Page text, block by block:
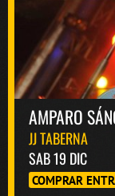
AMPARO
JJ TABERNA
SAB 19 DIC
COMPRAR